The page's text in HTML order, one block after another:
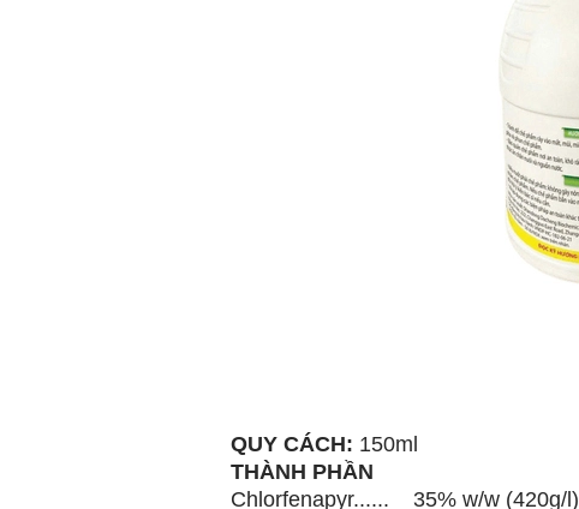
QUY CÁCH: 150ml
THÀNH PHẦN
Chlorfenapyr...... 35% w/w (420g/l)